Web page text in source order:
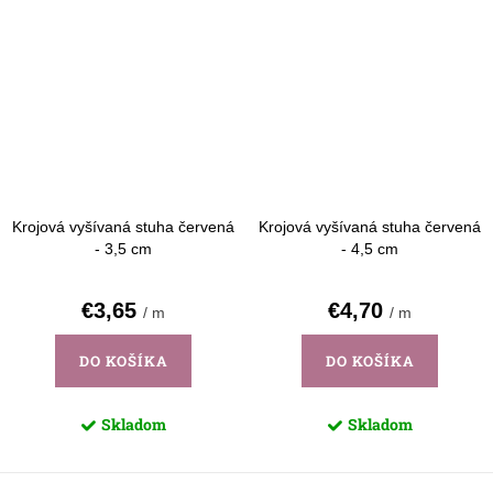
Krojová vyšívaná stuha červená
- 3,5 cm
€3,65 / m
DO KOŠÍKA
Skladom
Krojová vyšívaná stuha červená
- 4,5 cm
€4,70 / m
DO KOŠÍKA
Skladom